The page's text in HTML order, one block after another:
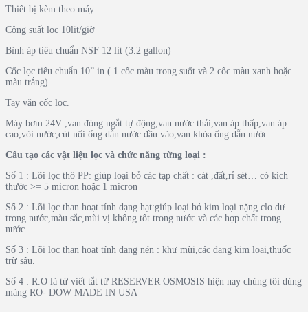
Thiết bị kèm theo máy:
Công suất lọc 10lit/giờ
Bình áp tiêu chuẩn NSF 12 lit (3.2 gallon)
Cốc lọc tiêu chuẩn 10” in ( 1 cốc màu trong suốt và 2 cốc màu xanh hoặc
màu trắng)
Tay vặn cốc lọc.
Máy bơm 24V ,van đóng ngắt tự động,van nước thải,van áp thấp,van áp
cao,vòi nước,cút nối ống dẫn nước đầu vào,van khóa ống dẫn nước.
Cấu tạo các vật liệu lọc và chức năng từng loại :
Số 1 : Lõi lọc thô PP: giúp loại bỏ các tạp chất : cát ,đất,rỉ sét… có kích
thước >= 5 micron hoặc 1 micron
Số 2 : Lõi lọc than hoạt tính dạng hạt:giúp loại bỏ kim loại nặng clo dư
trong nước,màu sắc,mùi vị không tốt trong nước và các hợp chất trong
nước.
Số 3 : Lõi lọc than hoạt tính dạng nén : khư mùi,các dạng kim loại,thuốc
trừ sâu.
Số 4 : R.O là từ viết tắt từ RESERVER OSMOSIS hiện nay chúng tôi dùng
màng RO- DOW MADE IN USA